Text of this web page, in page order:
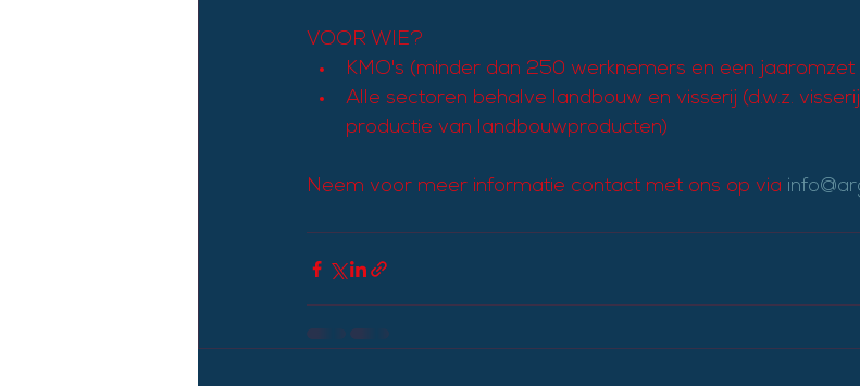
VOOR WIE?
KMO's (minder dan 250 werknemers en een
Alle sectoren behalve landbouw en visserij (d.w.z.
productie van landbouwproducten)
Neem voor meer informatie contact met ons op via